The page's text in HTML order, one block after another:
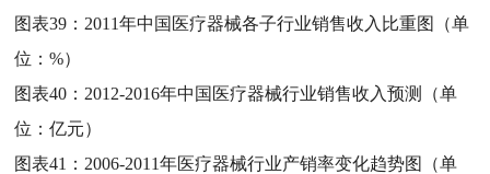
图表39： 2011年中国医疗器械各子行业销售收入比重图（单
位：%）
图表40： 2012-2016年中国医疗器械行业销售收入预测（单
位：亿元）
图表41： 2006-2011年医疗器械行业产销率变化趋势图（单